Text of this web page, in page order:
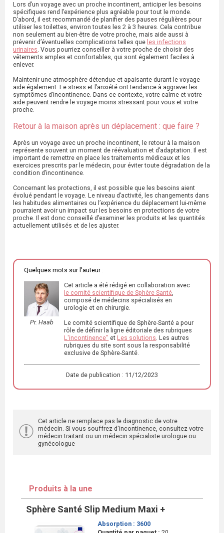
Lors d’un voyage avec un proche incontinent, anticiper les besoins
spécifiques rend l’expérience plus agréable pour tout le monde.
D’abord, il est recommandé de planifier des pauses régulières pour
utiliser les toilettes, environ toutes les 2 à 3 heures. Cela contribue
non seulement au bien-être de votre proche, mais aide aussi à
prévenir d’éventuelles complications telles que les infections
urinaires. Vous pourriez conseiller à votre proche de choisir des
vêtements amples et confortables, qui sont également faciles à
enlever.
Maintenir une atmosphère détendue et apaisante durant le voyage
aide également. Le stress et l’anxiété ont tendance à aggraver les
symptômes d’incontinence. Dans ce contexte, votre calme et votre
aide peuvent rendre le voyage moins stressant pour vous et votre
proche.
Retour à la maison après un déplacement : que faire ?
Après un voyage avec un proche incontinent, le retour à la maison
représente souvent un moment de réévaluation et d’adaptation. Il est
important de remettre en place les traitements médicaux et les
exercices prescrits par le médecin, pour éviter toute dégradation de la
condition d’incontinence.
Concernant les protections, il est possible que les besoins aient
évolué pendant le voyage. Le niveau d’activité, les changements dans
les habitudes alimentaires ou l’expérience du déplacement lui-même
pourraient avoir un impact sur les besoins en protections de votre
proche. Il est donc conseillé d’examiner les produits et les quantités
actuellement utilisés et de les ajuster.
Quelques mots sur l'auteur :
Pr. Haab
Cet article a été rédigé en collaboration avec
le comité scientifique de Sphère Santé
composé de médecins spécialisés en
urologie et en chirurgie.
Le comité scientifique de Sphère-Santé a pour
rôle de définir la ligne éditoriale des rubriques
L'incontinence" etLes solutions . Les autres
rubriques du site sont sous la responsabilité
exclusive de Sphère-Santé.
Date de publication : 11/12/2023
Cet article ne remplace pas le diagnostic de votre
médecin. Si vous souffrez d'incontinence, consultez votre
médecin traitant ou un médecin spécialiste urologue ou
gynécologue
Produits à la une
Sphère Santé Slip Medium Maxi +
Absorption : 3600